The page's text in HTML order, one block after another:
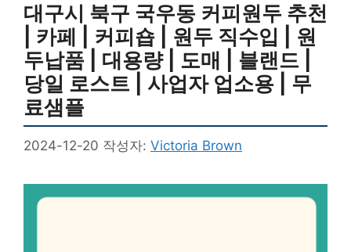
대구시 북구 국우동 커피원두 추천
| 카페 | 커피숍 | 원두 직수입 | 원
두납품 | 대용량 | 도매 | 블랜드 |
당일 로스트 | 사업자 업소용 | 무
료샘플
2024-12-20 작성자: Victoria Brown